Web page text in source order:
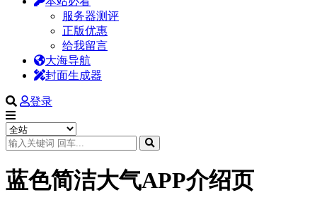
服务器测评
正版优惠
给我留言
大海导航
封面生成器
登录
蓝色简洁大气APP介绍页